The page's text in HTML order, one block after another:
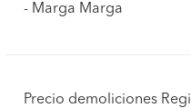
- Marga Marga
Precio demoliciones